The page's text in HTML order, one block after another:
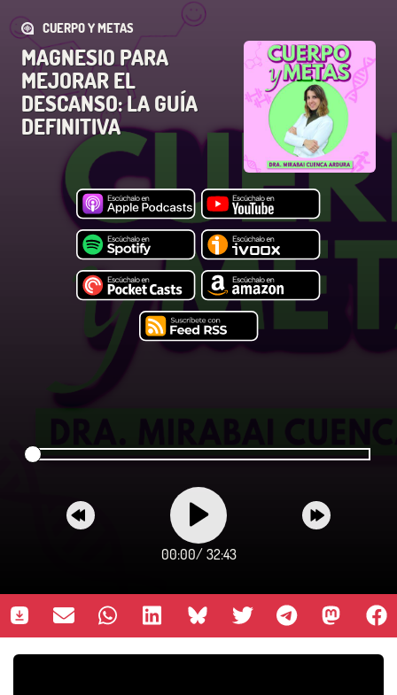
CUERPO Y METAS
MAGNESIO PARA
MEJORAR EL
DESCANSO: LA GUÍA
DEFINITIVA
00:00/ 32:43